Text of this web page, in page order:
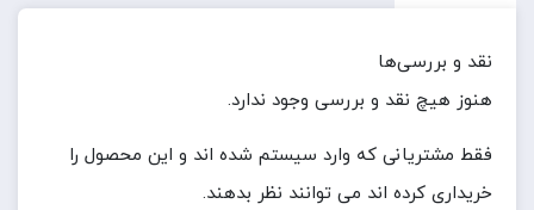
نقد و بررسی‌ها
هنوز هیچ نقد و بررسی وجود ندارد.
فقط مشتریانی که وارد سیستم شده اند و این محصول را
خریداری کرده اند می توانند نظر بدهند.